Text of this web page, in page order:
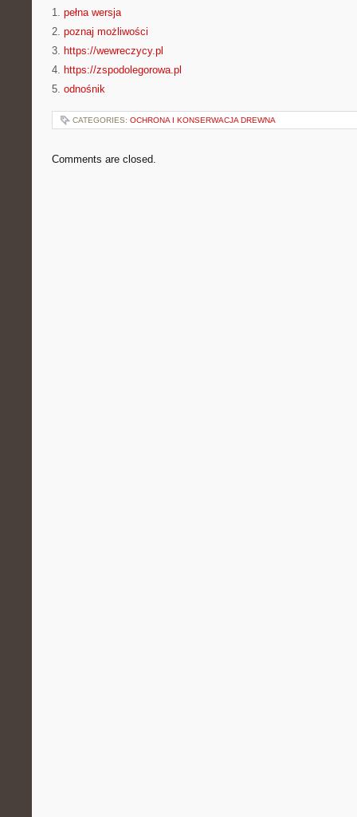
1. pełna wersja
2. poznaj możliwości
3. https://wewreczycy.pl
4. https://zspodolegorowa.pl
5. odnośnik
CATEGORIES: OCHRONA I KONSERWACJA DREWNA
Comments are closed.